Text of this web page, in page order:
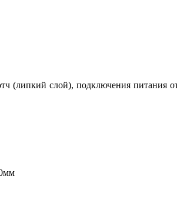
(липкий слой), подключения